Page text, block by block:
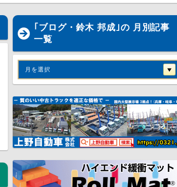
｢ブログ・鈴木 邦成｣の 月別記事
一覧
月を選択